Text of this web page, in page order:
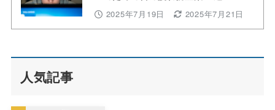
2025年7月19日 2025年7月21日
人気記事